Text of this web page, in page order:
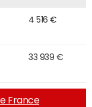
4 516 €
33 939 €
France